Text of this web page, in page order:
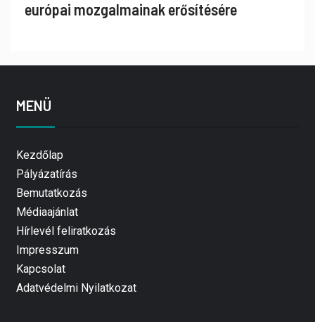
európai mozgalmainak erősítésére
MENÜ
Kezdőlap
Pályázatírás
Bemutatkozás
Médiaajánlat
Hírlevél feliratkozás
Impresszum
Kapcsolat
Adatvédelmi Nyilatkozat